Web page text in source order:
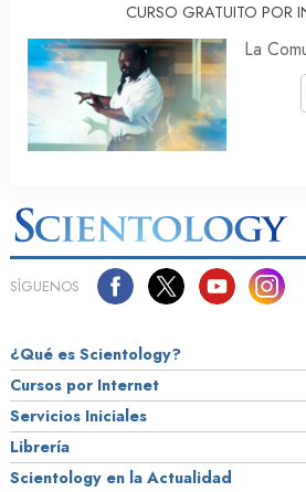
CURSO GRATUITO POR
La
SÍGUENOS
¿Qué es Scientology?
Cursos por Internet
Servicios Iniciales
Librería
Scientology en la Actualidad